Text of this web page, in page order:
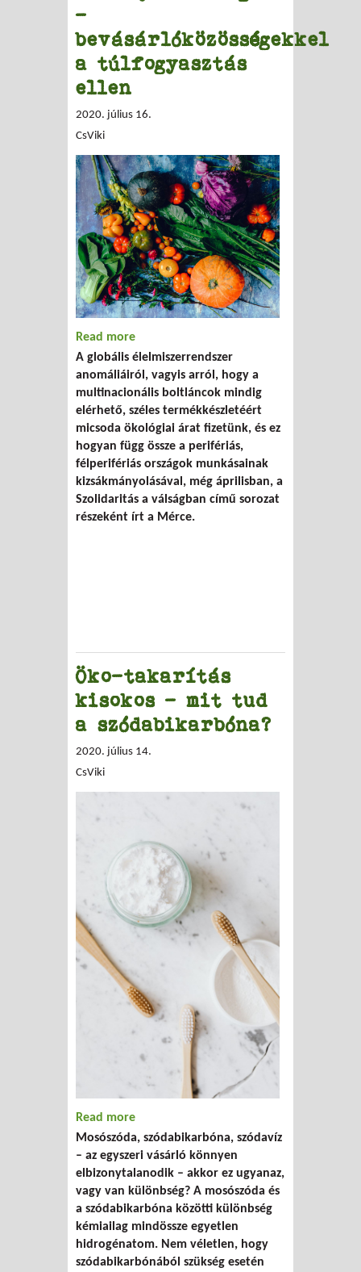
–
bevásárlóközösségekkel
a túlfogyasztás
ellen
2020. július 16.
CsViki
Read more
szükséges – bevásárlóközösségekkel a
túlfogyasztás ellen
A globális élelmiszerrendszer
anomáliáiról, vagyis arról, hogy a
multinacionális boltláncok mindig
elérhető, széles termékkészletéért
micsoda ökológiai árat fizetünk, és ez
hogyan függ össze a perifériás,
félperifériás országok munkásainak
kizsákmányolásával, még áprilisban, a
Szolidaritás a válságban című sorozat
részeként írt a Mérce.
Öko-takarítás
kisokos – mit tud
a szódabikarbóna?
2020. július 14.
CsViki
Read more
szódabikarbóna?
Mosószóda, szódabikarbóna, szódavíz
– az egyszeri vásárló könnyen
elbizonytalanodik – akkor ez ugyanaz,
vagy van különbség? A mosószóda és
a szódabikarbóna közötti különbség
kémiailag mindössze egyetlen
hidrogénatom. Nem véletlen, hogy
szódabikarbónából szükség esetén